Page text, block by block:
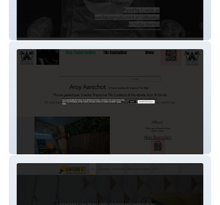
Alu Vds